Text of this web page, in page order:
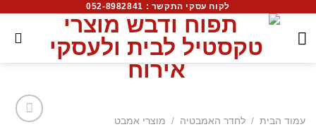
לקוח עסקי התקשר : 052-8982841
עמוד הבית / לחדר האמבטיה / מוצרי אמבט